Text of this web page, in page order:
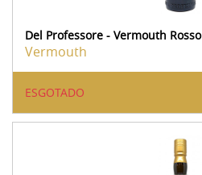
Del Professore - Vermouth Rosso
Vermouth
ESGOTADO